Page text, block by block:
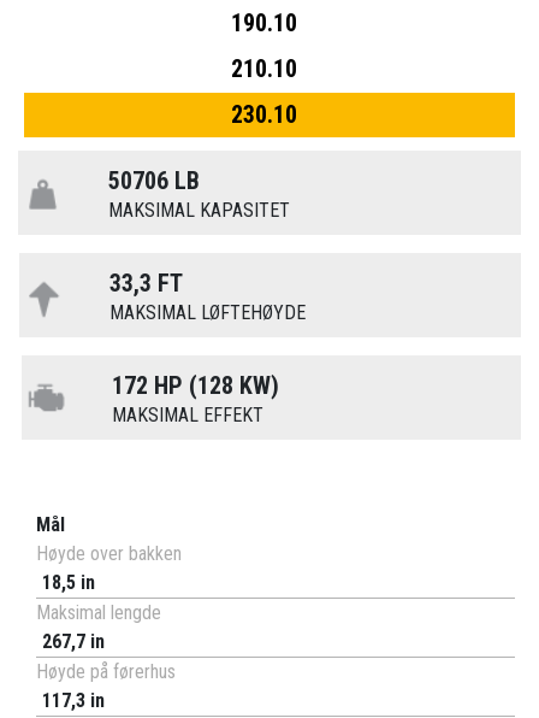
190.10
210.10
230.10
50706 LB
MAKSIMAL KAPASITET
33,3 FT
MAKSIMAL LØFTEHØYDE
172 HP (128 KW)
MAKSIMAL EFFEKT
Mål
Høyde over bakken
18,5 in
Maksimal lengde
267,7 in
Høyde på førerhus
117,3 in